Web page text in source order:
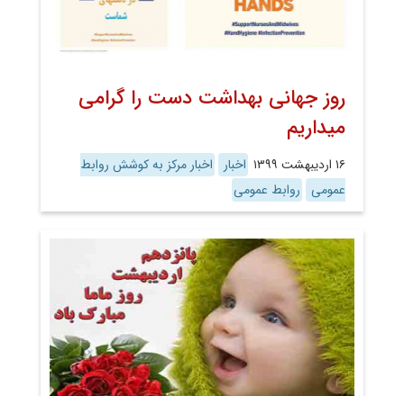
روز جهانی بهداشت دست را گرامی
میداریم
۱۶ اردیبهشت ۱۳۹۹ اخبار
اخبار مرکز به کوشش روابط
عمومی روابط عمومی